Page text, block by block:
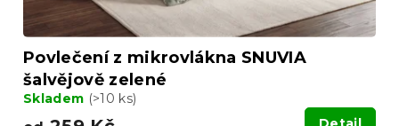
Povlečení z mikrovlákna SNUVIA
šalvějově zelené
Skladem (>10 ks)